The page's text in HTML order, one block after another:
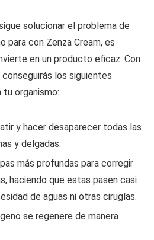
solucionar el problema de
para con Zenza Cream, es
en un producto eficaz. Con
los siguientes
organismo:
y hacer desaparecer todas las
y delgadas.
más profundas para corregir
haciendo que estas pasen casi
de aguas ni otras cirugías.
se regenere de manera